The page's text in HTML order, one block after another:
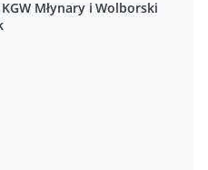
Młynary i Wolborski